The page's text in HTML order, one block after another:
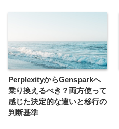
PerplexityからGensparkへ
乗り換えるべき？両方使って
感じた決定的な違いと移行の
判断基準